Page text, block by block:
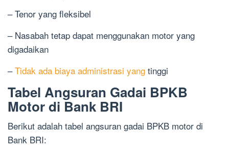
– Tenor yang fleksibel
– Nasabah tetap dapat menggunakan motor yang
digadaikan
–Tidak ada biaya administrasi yang tinggi
Tabel Angsuran Gadai BPKB
Motor di Bank BRI
Berikut adalah tabel angsuran gadai BPKB motor di
Bank BRI: